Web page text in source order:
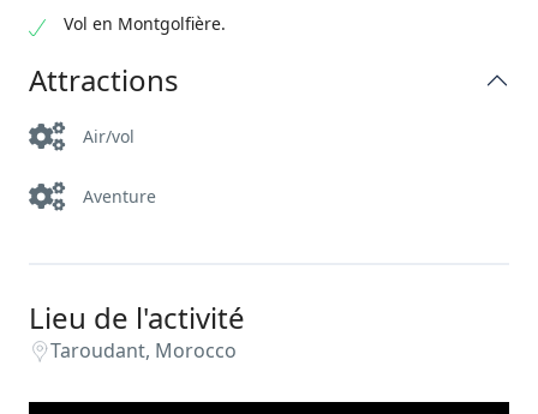
Vol en Montgolfière.
Attractions
Air/vol
Aventure
Lieu de l'activité
Taroudant, Morocco